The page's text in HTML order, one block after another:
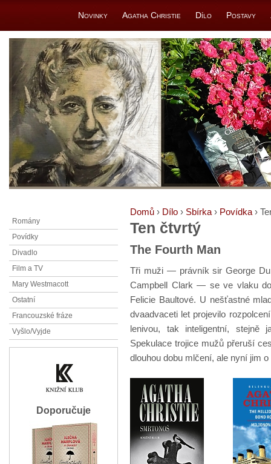
Novinky Agatha Christie Dílo Postavy
Domů › Dílo › Sbírka › Povídka ›
Ten čtvrtý
The Fourth Man
Tři muži — právník sir George
Campbell Clark — se ve vlaku
Felicie Baultové. U nešťastné
dvaadvaceti let projevilo
lenivou, tak inteligentní, stejně
Spekulace trojice mužů přeruší
dlouhou dobu mlčení, ale nyní jim
Romány
Povídky
Divadlo
Film a TV
Mary Westmacott
Ostatní
Francouzské fráze
Vyšlo/Vyjde
Doporučuje